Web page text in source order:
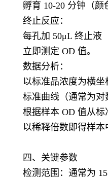
孵育 10-20 分钟（颜
终止反应：
每孔加 50μL 终止液
立即测定 OD 值。
数据分析：
以标准品浓度为横坐
标准曲线（通常为对
根据样本 OD 值从
以稀释倍数即得样本
四、关键参数
检测范围：通常为